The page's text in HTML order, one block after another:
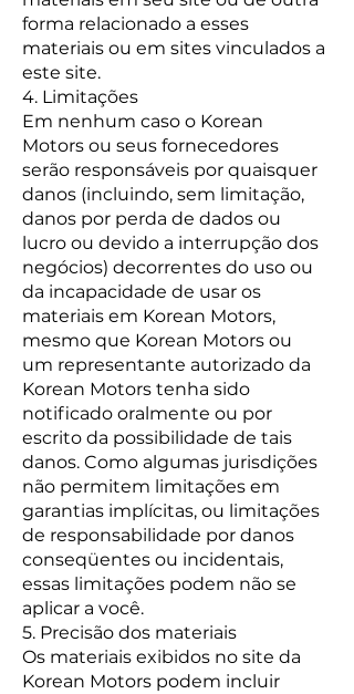
forma relacionado a esses
materiais ou em sites vinculados a
este site.
4. Limitações
Em nenhum caso o Korean
Motors ou seus fornecedores
serão responsáveis ​​por quaisquer
danos (incluindo, sem limitação,
danos por perda de dados ou
lucro ou devido a interrupção dos
negócios) decorrentes do uso ou
da incapacidade de usar os
materiais em Korean Motors,
mesmo que Korean Motors ou
um representante autorizado da
Korean Motors tenha sido
notificado oralmente ou por
escrito da possibilidade de tais
danos. Como algumas jurisdições
não permitem limitações em
garantias implícitas, ou limitações
de responsabilidade por danos
conseqüentes ou incidentais,
essas limitações podem não se
aplicar a você.
5. Precisão dos materiais
Os materiais exibidos no site da
Korean Motors podem incluir